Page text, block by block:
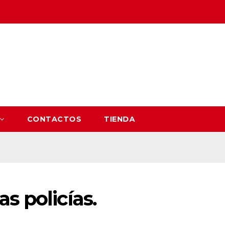
CONTACTOS TIENDA
policías.